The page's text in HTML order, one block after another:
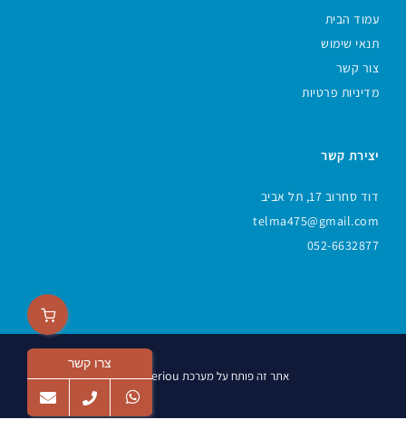
עמוד הבית
תנאי שימוש
צור קשר
מדיניות פרטיות
יצירת קשר
דוד סחרוב 17, תל אביב
telma475@gmail.com
052-6632877
אתר זה פותח על מערכת Veriou
צרו קשר